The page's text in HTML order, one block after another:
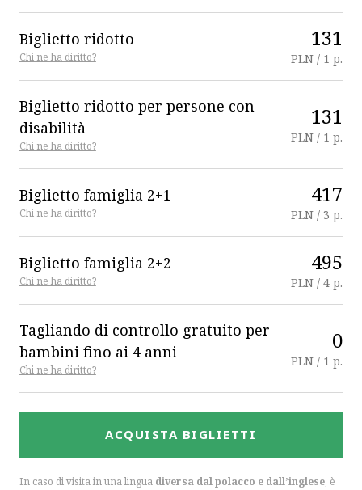
Biglietto ridotto
Chi ne ha diritto?
131
PLN / 1 p.
Biglietto ridotto per persone con
disabilità
Chi ne ha diritto?
131
PLN / 1 p.
Biglietto famiglia 2+1
Chi ne ha diritto?
417
PLN / 3 p.
Biglietto famiglia 2+2
Chi ne ha diritto?
495
PLN / 4 p.
Tagliando di controllo gratuito per
bambini fino ai 4 anni
Chi ne ha diritto?
0
PLN / 1 p.
ACQUISTA BIGLIETTI
In caso di visita in una lingua diversa dal polacco e dall’inglese, è